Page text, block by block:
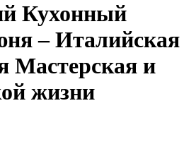
Кухонный
– Италийская
Мастерская и
жизни